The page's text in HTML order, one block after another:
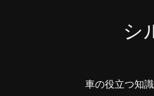
シ
車の役立つ知